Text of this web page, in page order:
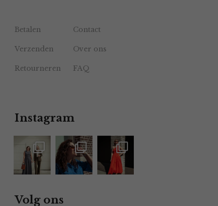
Betalen Contact
Verzenden Over ons
Retourneren FAQ
Instagram
Volg ons